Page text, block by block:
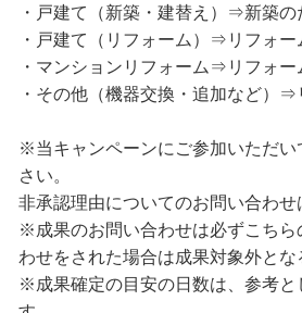
・戸建て（新築・建替え）⇒新築の
・戸建て（リフォーム）⇒リフォー
・マンションリフォーム⇒リフォー
・その他（機器交換・追加など）
※当キャンペーンにご参加いただい
さい。
非承認理由についてのお問い合わ
※成果のお問い合わせは必ずこちら
わせをされた場合は成果対象外とな
※成果確定の目安の日数は、参考と